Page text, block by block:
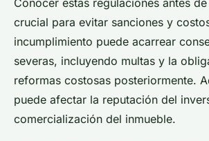
crucial para evitar sanciones y
incumplimiento puede acarrear
severas, incluyendo multas y la
reformas costosas posteriormente.
puede afectar la reputación del
comercialización del inmueble.